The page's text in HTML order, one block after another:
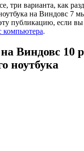
три варианта, как
на Виндовс 7
публикацию, если вы
компьютера.
Виндовс 10
ноутбука